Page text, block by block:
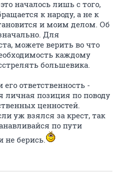
началось лишь с того,
к народу, а не к
и моим делом. Об
Для
можете верить во что
каждому
большевика.
ответственность -
личная позиция по поводу
ценностей.
уж взялся за крест, так
по пути
не берись.